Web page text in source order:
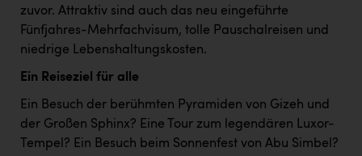
Wir besiegen Krebs
Wirtschaftskammer OÖ
ZGONC
ZULuft - Zukunft Luft Austria
z.l.ö.
zuvor. Attraktiv sind auch das neu eingeführte
Fünfjahres-Mehrfachvisum, tolle Pauschalreisen und
niedrige Lebenshaltungskosten.
Ein Reiseziel für alle
Ein Besuch der berühmten Pyramiden von Gizeh und
der Großen Sphinx? Eine Tour zum legendären Luxor-
Tempel? Ein Besuch beim Sonnenfest von Abu Simbel?